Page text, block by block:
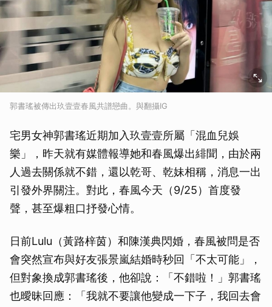
郭書瑤被傳出玖壹壹春風共譜戀曲。與翻攝IG
宅男女神郭書瑤近期加入玖壹壹所屬「混血兒娛
樂」，昨天就有媒體報導她和春風爆出緋聞，由於兩
人過去關係就不錯，還以乾哥、乾妹相稱，消息一出
引發外界關注。對此，春風今天（9/25）首度發
聲，甚至爆粗口抒發心情。
日前Lulu（黃路梓茵）和陳漢典閃婚，春風被問是否
會突然宣布與好友張景嵐結婚時秒回「不太可能」，
但對象換成郭書瑤後，他卻說：「不錯啦！」郭書瑤
也曖昧回應：「我就不要讓他變成一下子，我回去會